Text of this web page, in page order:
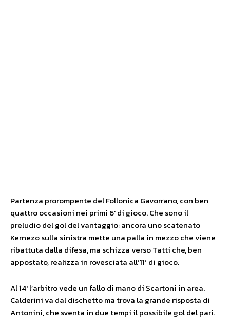
Partenza prorompente del Follonica Gavorrano, con ben
quattro occasioni nei primi 6′ di gioco. Che sono il
preludio del gol del vantaggio: ancora uno scatenato
Kernezo sulla sinistra mette una palla in mezzo che viene
ribattuta dalla difesa, ma schizza verso Tatti che, ben
appostato, realizza in rovesciata all’11’ di gioco.
Al 14′ l’arbitro vede un fallo di mano di Scartoni in area.
Calderini va dal dischetto ma trova la grande risposta di
Antonini, che sventa in due tempi il possibile gol del pari.